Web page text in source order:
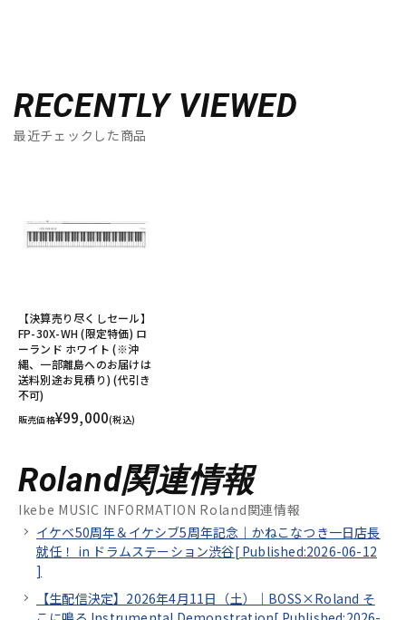
RECENTLY VIEWED
最近チェックした商品
【決算売り尽くしセール】
FP-30X-WH (限定特価) ロ
ーランド ホワイト (※沖
縄、一部離島へのお届けは
送料別途お見積り) (代引き
不可)
販売価格¥99,000(税込)
Roland関連情報
Ikebe MUSIC INFORMATION Roland関連情報
イケベ50周年＆イケシブ5周年記念｜かねこなつき一日店長
就任！ in ドラムステーション渋谷[ Published:2026-06-12
]
【生配信決定】2026年4月11日（土）｜BOSS×Roland そ